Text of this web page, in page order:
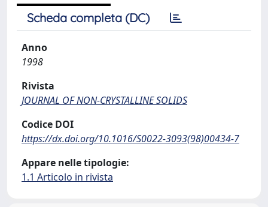
Scheda completa (DC)
Anno
1998
Rivista
JOURNAL OF NON-CRYSTALLINE SOLIDS
Codice DOI
https://dx.doi.org/10.1016/S0022-3093(98)00434-7
Appare nelle tipologie:
1.1 Articolo in rivista